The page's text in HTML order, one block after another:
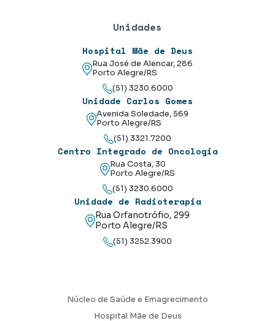
Unidades
Hospital Mãe de Deus
Rua José de Alencar, 286
Porto Alegre/RS
(51) 3230.6000
Unidade Carlos Gomes
Avenida Soledade, 569
Porto Alegre/RS
(51) 3321.7200
Centro Integrado de Oncologia
Rua Costa, 30
Porto Alegre/RS
(51) 3230.6000
Unidade de Radioterapia
Rua Orfanotrófio, 299
Porto Alegre/RS
(51) 3252.3900
Núcleo de Saúde e Emagrecimento
Hospital Mãe de Deus